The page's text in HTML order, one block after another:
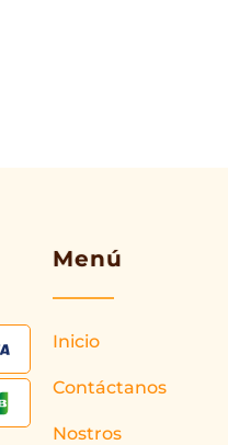
Menú
Inicio
Contáctanos
Nostros